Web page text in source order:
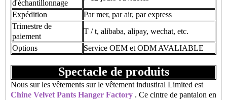
d'échantillonnage
Expédition
Par mer, par air, par express
Trimestre de
paiement
T / t, alibaba, alipay, wechat, etc.
Options
Service OEM et ODM AVALIABLE
Spectacle de produits
Nous sur les vêtements sur le vêtement industiral Limited est
Chine Velvet Pants Hanger Factory . Ce cintre de pantalon en